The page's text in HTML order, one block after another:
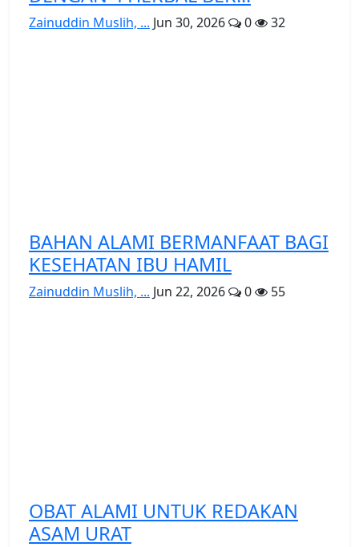
Zainuddin Muslih, ... Jun 30, 2026 0 32
BAHAN ALAMI BERMANFAAT BAGI
KESEHATAN IBU HAMIL
Zainuddin Muslih, ... Jun 22, 2026 0 55
OBAT ALAMI UNTUK REDAKAN
ASAM URAT